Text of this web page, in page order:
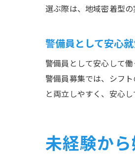
選ぶ際は、地域密着型
警備員として安心
警備員として安心して
警備員募集では、シフ
と両立しやすく、安心
未経験か